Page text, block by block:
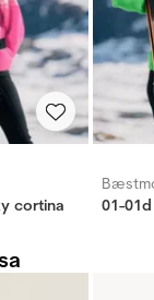
cortina
01-